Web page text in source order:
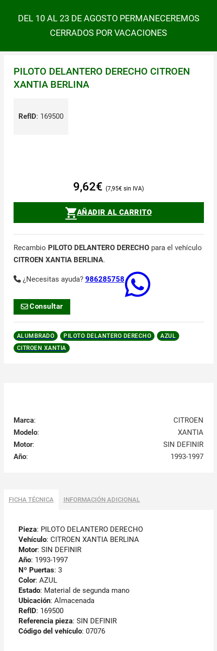
DEL 10 AL 23 DE AGOSTO PERMANECEREMOS
CERRADOS POR VACACIONES
PILOTO DELANTERO DERECHO CITROEN
XANTIA BERLINA
RefID: 169500
9,62€ 7,95€
AÑADIR AL CARRITO
Recambio PILOTO DELANTERO DERECHOpara el vehículo
CITROEN XANTIA BERLINA.
¿Necesitas ayuda? 986285758
Consultar
ALUMBRADO PILOTO DELANTERO DERECHO
AZUL
CITROEN XANTIA
Marca:
CITROEN
Modelo:
XANTIA
Motor:
SIN DEFINIR
Año: 1993-1997
FICHA TÉCNICA INFORMACIÓN ADICIONAL
Pieza: PILOTO DELANTERO DERECHO
Vehículo: CITROEN XANTIA BERLINA
Motor: SIN DEFINIR
Año: 1993-1997
Nº Puertas: 3
Color: AZUL
Estado: Material de segunda mano
Ubicación: Almacenada
RefID: 169500
Referencia pieza: SIN DEFINIR
Código del vehículo: 07076